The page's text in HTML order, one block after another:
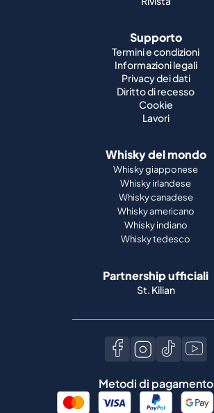
Supporto
Termini e condizioni
Informazioni legali
Privacy dei dati
Diritto di recesso
Cookie
Lavori
Whisky del mondo
Whisky giapponese
Whisky irlandese
Whisky canadese
Whisky americano
Whisky indiano
Whisky tedesco
Partnership ufficiali
St. Kilian
Metodi di pagamento